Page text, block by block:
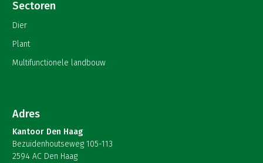
Sectoren
Dier
Plant
Multifunctionele landbouw
Adres
Kantoor Den Haag
Bezuidenhoutseweg 105-113
2594 AC Den Haag